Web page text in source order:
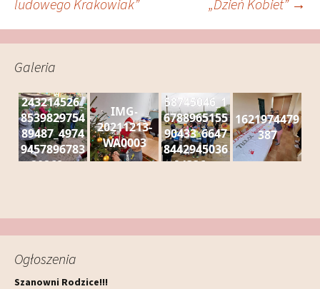
wpisy
ludowego Krakowiak”
„Dzień Kobiet” →
Galeria
243214526_
8539829754
89487_4974
9457896783
20268_n
IMG-
20211213-
WA0003
58745046_1
6788965155
90433_6647
8442945036
94336_n
1621974479
387
Ogłoszenia
Szanowni Rodzice!!!